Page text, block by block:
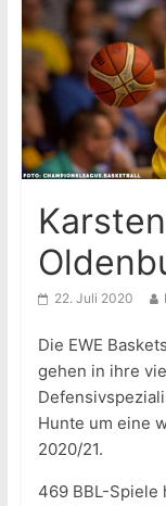
22. Juli 2020
Die EWE
gehen in ihre
Hunte um eine
2020/21.
469 BBL-Spiele